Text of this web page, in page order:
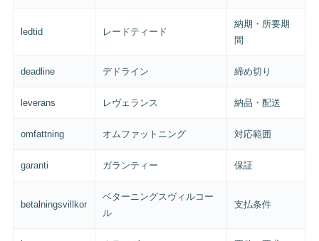
ledtid レードティード
納期・所要期
間
deadline デドライン 締め切り
leverans レヴェランス 納品・配送
omfattning オムファットニング 対応範囲
garanti ガランティー 保証
betalningsvillkor
ベターニングスヴィルコー
ル
支払条件